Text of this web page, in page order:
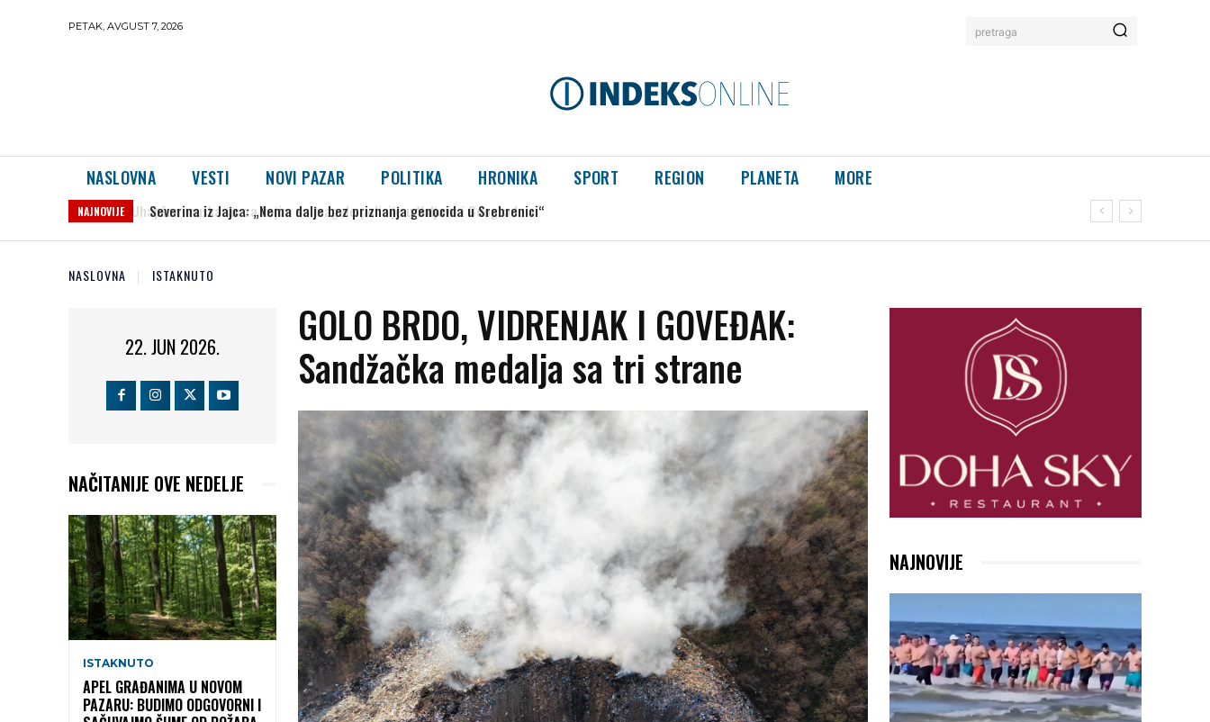
PETAK, AVGUST 7, 2026 pretraga
NASLOVNA VESTI NOVI PAZAR POLITIKA HRONIKA SPORT REGION PLANETA MORE
NAJNOVIJE Severina iz Jajca: „Nema dalje bez priznanja genocida u Srebrenici“
NASLOVNA ISTAKNUTO
22. JUN 2026.
NAČITANIJE OVE NEDELJE
ISTAKNUTO
APEL GRAĐANIMA U NOVOM
PAZARU: BUDIMO ODGOVORNI I
GOLO BRDO, VIDRENJAK I GOVEĐAK:
Sandžačka medalja sa tri strane
NAJNOVIJE